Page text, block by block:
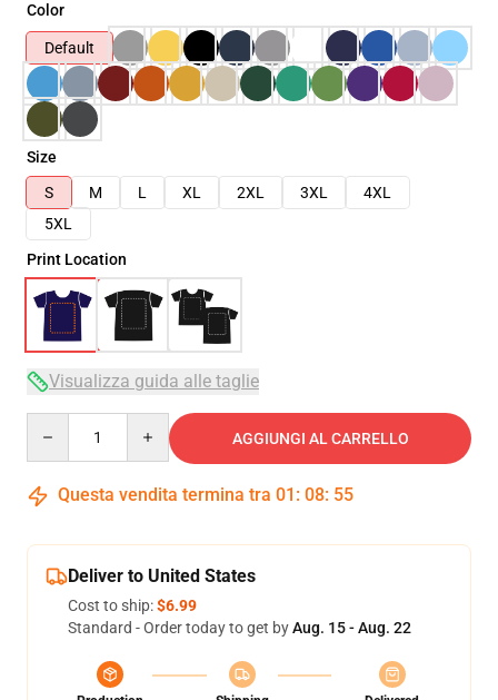
Color
Default
Size
S
M L XL 2XL 3XL
4XL
5XL
Print Location
Visualizza guida alle taglie
AGGIUNGI AL CARRELLO
Questa vendita termina tra 01 : 08: 54
Deliver to United States
Cost to ship:$6.99
Standard - Order today to get byAug. 15 - Aug. 22